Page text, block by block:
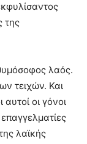
της
λαός.
τειχών. Και
οι γόνοι
λαϊκής